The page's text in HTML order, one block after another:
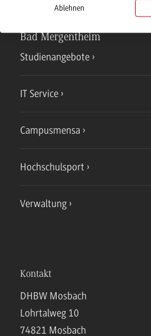
Bad Mergentheim
Studienangebote
IT Service
Campusmensa
Hochschulsport
Verwaltung
Kontakt
DHBW Mosbach
Lohrtalweg 10
74821 Mosbach
Ablehnen